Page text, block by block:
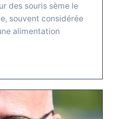
des souris sème le
souvent considérée
alimentation